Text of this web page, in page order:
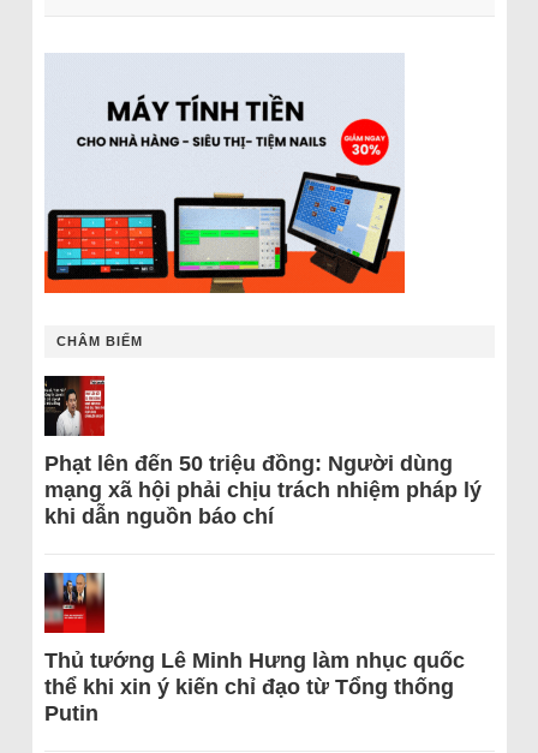
CHÂM BIẾM
Phạt lên đến 50 triệu đồng: Người dùng
mạng xã hội phải chịu trách nhiệm pháp lý
khi dẫn nguồn báo chí
Thủ tướng Lê Minh Hưng làm nhục quốc
thể khi xin ý kiến chỉ đạo từ Tổng thống
Putin